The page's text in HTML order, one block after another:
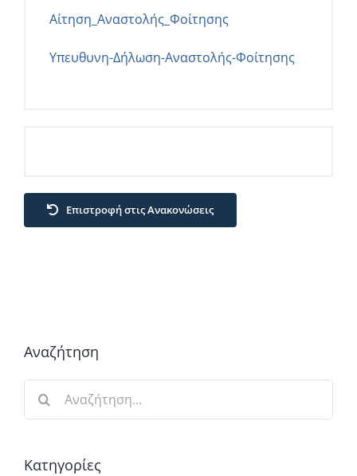
Αίτηση_Αναστολής_Φοίτησης
Υπευθυνη-Δήλωση-Αναστολής-Φοίτησης
Επιστροφή στις Ανακονώσεις
Αναζήτηση
Αναζήτηση
για:
Κατηγορίες